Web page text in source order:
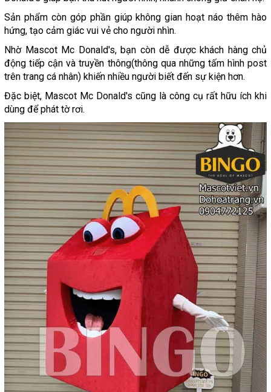
Sản phẩm còn góp phần giúp không gian hoạt náo thêm hào
hứng, tạo cảm giác vui vẻ cho người nhìn.
Nhờ Mascot Mc Donald's, bạn còn dễ được khách hàng chủ
động tiếp cận và truyền thông(thông qua những tấm hình post
trên trang cá nhân) khiến nhiều người biết đến sự kiện hơn.
Đặc biệt, Mascot Mc Donald's cũng là công cụ rất hữu ích khi
dùng để phát tờ rơi.